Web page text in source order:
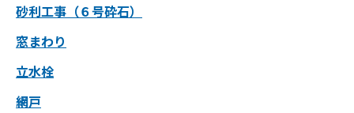
砂利工事（６号砕石）
窓まわり
立水栓
網戸